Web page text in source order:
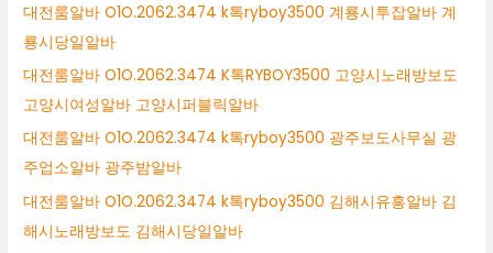
대전룸알바 O1O.2062.3474 k톡ryboy3500 계룡시투잡알바 계
룡시당일알바
대전룸알바 O1O.2062.3474 K톡RYBOY3500 고양시노래방보도
고양시여성알바 고양시퍼블릭알바
대전룸알바 O1O.2062.3474 k톡ryboy3500 광주보도사무실 광
주업소알바 광주밤알바
대전룸알바 O1O.2062.3474 k톡ryboy3500 김해시유흥알바 김
해시노래방보도 김해시당일알바